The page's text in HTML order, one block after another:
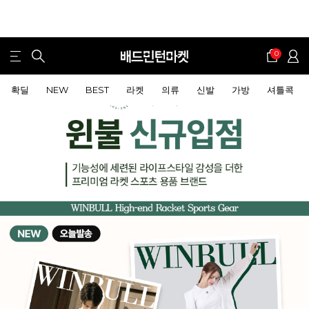
0
확딜 NEW BEST 라켓 의류 신발 가방 셔틀콕